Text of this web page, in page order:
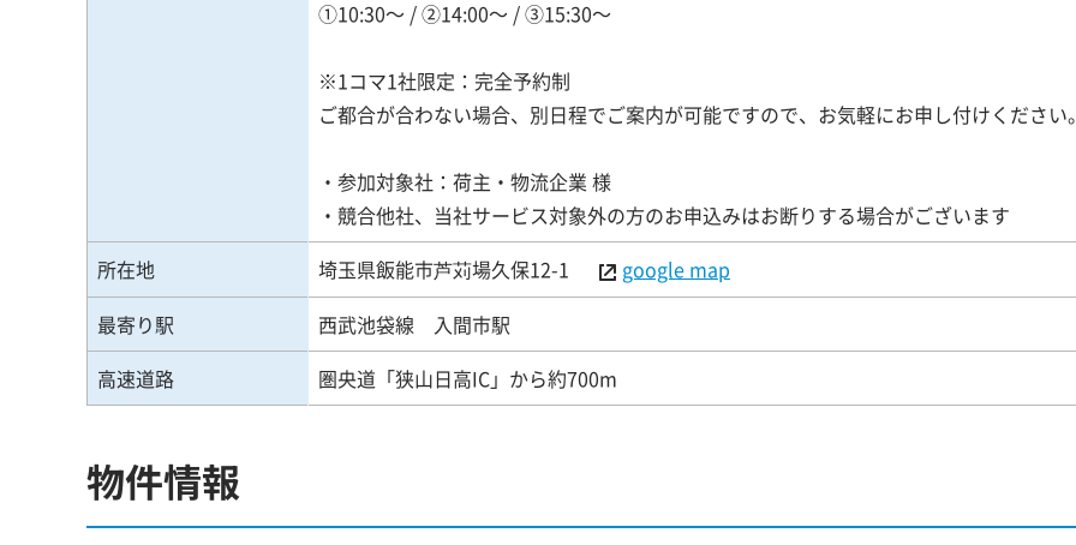
①10:30～ / ②14:00～ / ③15:30～
※1コマ1社限定：完全予約制
ご都合が合わない場合、別日程でご案内が可能ですので、お気軽にお申し付けください
・参加対象社：荷主・物流企業 様
・競合他社、当社サービス対象外の方のお申込みはお断りする場合がございます
所在地
埼玉県飯能市芦苅場久保12-1
google map
最寄り駅
西武池袋線 入間市駅
高速道路
圏央道「狭山日高IC」から約700m
物件情報